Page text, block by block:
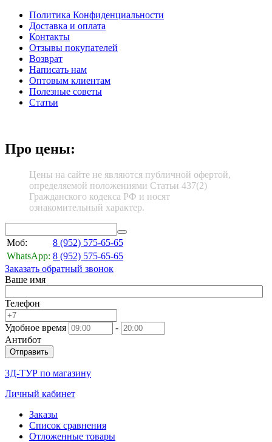
Политика Конфиденциальности
Доставка и оплата
Контакты
Отзывы покупателей
Возврат
Написать нам
Оптовым клиентам
Полезные советы
Статьи
Про цены:
Цены на сайте не являются публичной офертой,
определяемой положениями Статьи 437(2)
Гражданского кодекса РФ и носят
ознакомительный характер.
Моб: 8 (952) 575-65-65
WhatsApp: 8 (952) 575-65-65
Заказать обратный звонок
Ваше имя
Телефон
Удобное время
-
Антибот
Отправить
3Д-ТУР по магазину
Личный кабинет
Заказы
Список сравнения
Отложенные товары